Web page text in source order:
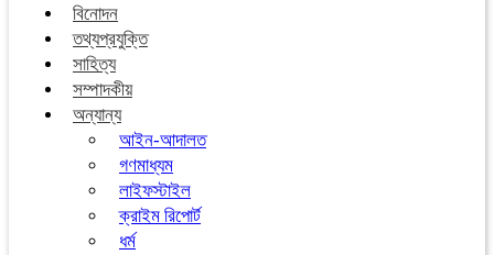
বিনোদন
তথ্যপ্রযুক্তি
সাহিত্য
সম্পাদকীয়
অন্যান্য
আইন-আদালত
গণমাধ্যম
লাইফস্টাইল
ক্রাইম রিপোর্ট
ধর্ম